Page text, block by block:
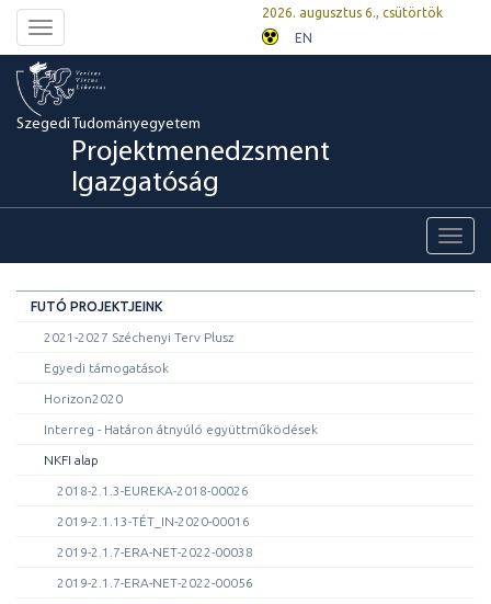
Toggle
navigation
2026. augusztus 6., csütörtök
EN
Szegedi Tudományegyetem
Projektmenedzsment
Igazgatóság
FUTÓ PROJEKTJEINK
2021-2027 Széchenyi Terv Plusz
Egyedi támogatások
Horizon2020
Interreg - Határon átnyúló együttműködések
NKFI alap
2018-2.1.3-EUREKA-2018-00026
2019-2.1.13-TÉT_IN-2020-00016
2019-2.1.7-ERA-NET-2022-00038
2019-2.1.7-ERA-NET-2022-00056